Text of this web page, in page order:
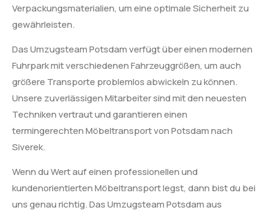
Verpackungsmaterialien, um eine optimale Sicherheit zu
gewährleisten.
Das Umzugsteam Potsdam verfügt über einen modernen
Fuhrpark mit verschiedenen Fahrzeuggrößen, um auch
größere Transporte problemlos abwickeln zu können.
Unsere zuverlässigen Mitarbeiter sind mit den neuesten
Techniken vertraut und garantieren einen
termingerechten Möbeltransport von Potsdam nach
Siverek.
Wenn du Wert auf einen professionellen und
kundenorientierten Möbeltransport legst, dann bist du bei
uns genau richtig. Das Umzugsteam Potsdam aus